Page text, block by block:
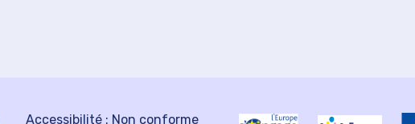
Accessibilité : Non conforme